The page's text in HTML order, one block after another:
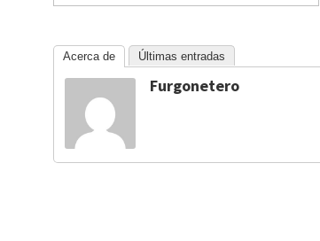
Acerca de Últimas entradas
Furgonetero